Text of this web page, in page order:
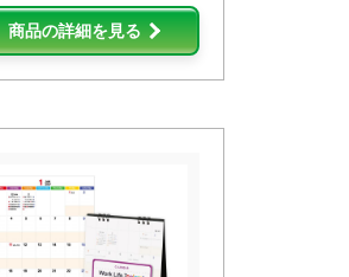
商品の詳細を見る